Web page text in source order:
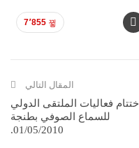
7٬855
المقال التالي
إختتام فعاليات الملتقى الدولي
للسماع الصوفي بطنجة
01/05/2010.